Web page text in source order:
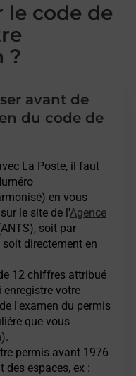
le code de
?
avant de
du code de
La Poste, il faut
en vous
le site de l'Agence
soit par
soit directement en
12 chiffres attribué
enregistre votre
l'examen du permis
que vous
permis avant 1976
des espaces, ex :